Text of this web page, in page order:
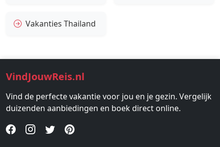
Vakanties Thailand
VindJouwReis.nl
Vind de perfecte vakantie voor jou en je gezin. Vergelijk
duizenden aanbiedingen en boek direct online.